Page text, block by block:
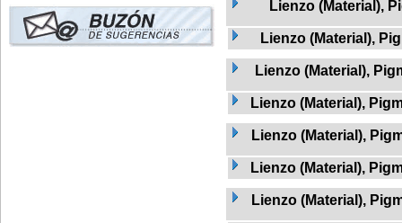
Lienzo (Material),
Lienzo (Material),
Lienzo (Material),
Lienzo (Material),
Lienzo (Material),
Lienzo (Material),
Lienzo (Material),